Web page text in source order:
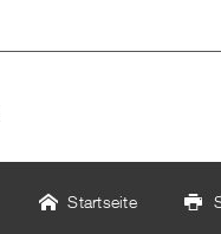
Startseite